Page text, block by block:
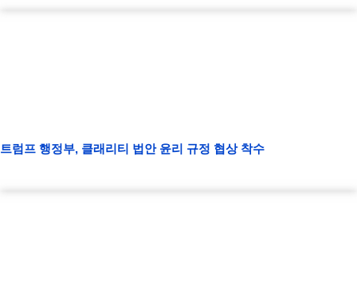
트럼프 행정부, 클래리티 법안 윤리 규정 협상 착수